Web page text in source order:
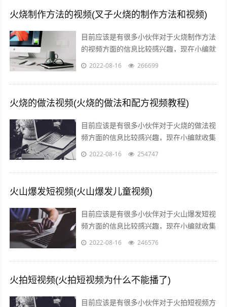
火烧制作方法的视频(叉子火烧的制作方法和视频)
目前应该是有很多小伙伴对于火烧制作方法
的视频方面的信息比较感兴趣，现在小编就
收集了一些与叉子火烧的制作方法和视频相
2022-08-16 266699
火烧的做法视频(火烧的做法和配方视频教程)
目前应该是有很多小伙伴对于火烧的做法视
频方面的信息比较感兴趣，现在小编就收集
了一些与火烧的做法和配方视频教程相关的
2022-08-16 254747
火山爆发短视频(火山爆发儿童视频)
目前应该是有很多小伙伴对于火山爆发短视
频方面的信息比较感兴趣，现在小编就收集
了一些与火山爆发儿童视频相关的信息来分
2022-08-16 246576
火拍短视频(火拍短视频为什么不能播了)
目前应该是有很多小伙伴对于火拍短视频方